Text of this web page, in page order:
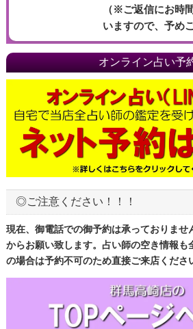
（※ご返信にお時
いますので、予め
オンライン占い予
◎ご注意ください！！！
現在、御電話での御予約は承っておりませ
からお願い致します。占い師の空き情報
の場合は予約不可のため直接ご来店くださ